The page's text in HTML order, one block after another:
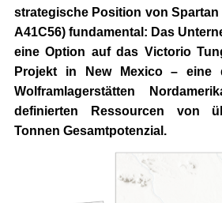
strategische Position von Spartan
A41C56) fundamental: Das
eine Option auf das Victorio
Projekt in New Mexico– eine
Wolframlagerstätten
definierten Ressourcen von
Tonnen Gesamtpotenzial.